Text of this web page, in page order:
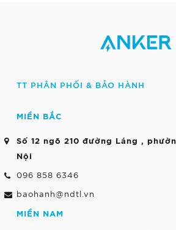
TT PHÂN PHỐI & BẢO HÀNH
MIỀN BẮC
Số 12 ngõ 210 đường Láng ,
Nội
096 858 6346
baohanh@ndtl.vn
MIỀN NAM